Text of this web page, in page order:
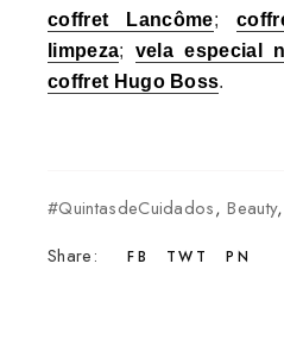
coffret Lancôme;
limpeza; vela especial
coffret Hugo Boss.
#QuintasdeCuidados,Beauty,
Share:
FB TWT PN